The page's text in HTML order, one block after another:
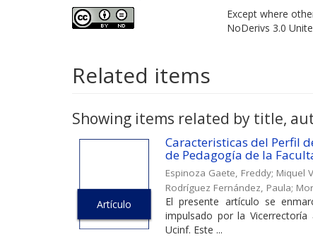
Except where
NoDerivs 3.0
Related items
Showing items related by title,
Artículo
Caracteristicas del Perfil
de Pedagogía de la
Espinoza Gaete, Freddy; Miquel
Rodríguez Fernández, Paula;
El presente artículo se
impulsado por la
Ucinf. Este ...